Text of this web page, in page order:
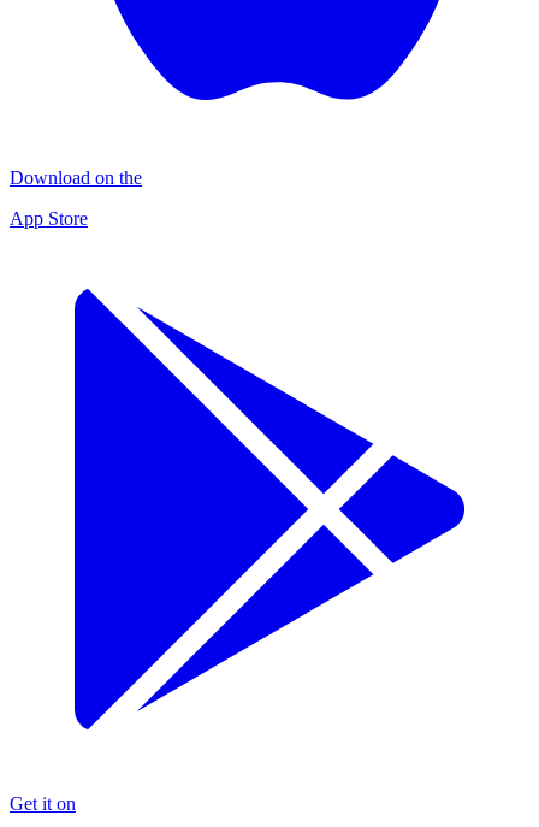
Download on the
App Store
Get it on